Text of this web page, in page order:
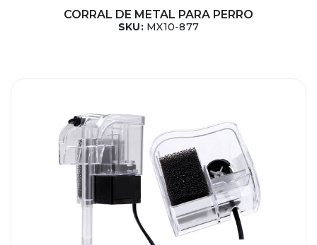
CORRAL DE METAL PARA PERRO
SKU: MX10-877